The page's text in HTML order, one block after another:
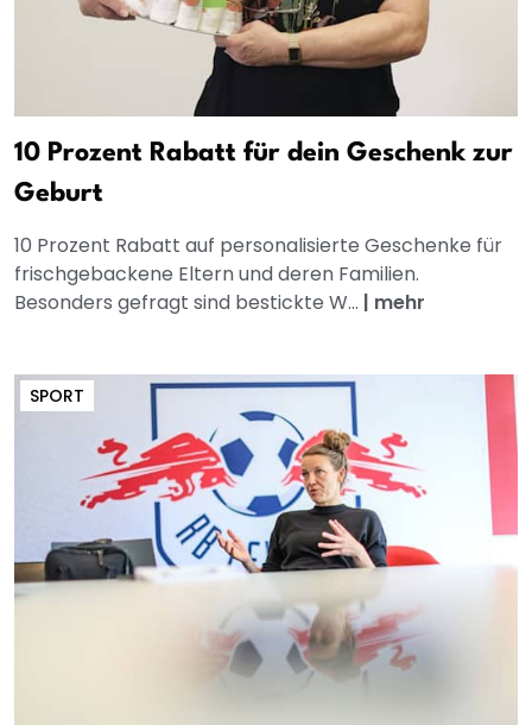
10 Prozent Rabatt für dein Geschenk zur
Geburt
10 Prozent Rabatt auf personalisierte Geschenke für
frischgebackene Eltern und deren Familien.
Besonders gefragt sind bestickte W... | mehr
SPORT